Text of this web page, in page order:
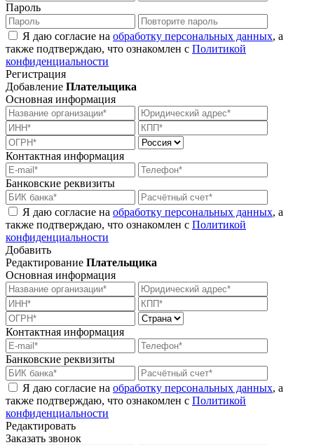
Пароль
Я даю согласие на обработку персональных данных, а
также подтверждаю, что ознакомлен с Политикой
конфиденциальности
Регистрация
Добавление Плательщика
Основная информация
Контактная информация
Банковские реквизиты
Я даю согласие на обработку персональных данных, а
также подтверждаю, что ознакомлен с Политикой
конфиденциальности
Добавить
Редактирование Плательщика
Основная информация
Контактная информация
Банковские реквизиты
Я даю согласие на обработку персональных данных, а
также подтверждаю, что ознакомлен с Политикой
конфиденциальности
Редактировать
Заказать звонок